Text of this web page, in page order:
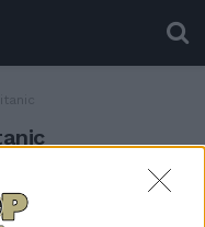
Județean Suceava,
la Palatul